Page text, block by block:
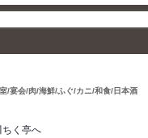
/宴会/肉/海鮮/ふぐ/カニ/和食/日本酒
ちく亭へ